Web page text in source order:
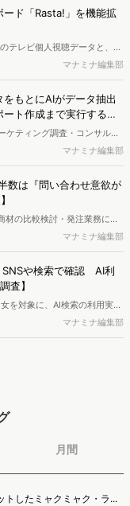
が可能となり、リテールプロ
化と高精度化を実現できると
ド「Rasta!」を機能拡
テレビ個人視聴データと、独
合わせて、テレビ広告のデー
ュボード「Rasta!
：ラスタ）」の機能
とを発表しました。
マナミナ編集部
もとにAIがデータ抽出
ト作成まで実行する
開始
ケティング調査・コンサルテ
リューズは、国内最大規模
したマーケティングリサーチ
新機能として、AIが市場分
律的にサポートする
いたしました。
マナミナ編集部
数は『問い合わせ意欲が
の比較検討・発注業務に携
ぽさに関する意識調査を実施
マナミナ編集部
SNSや検索で確認 AI利
査】
を対象に、AI検索の利用実態
るかを調査し、結果を公開し
マナミナ編集部
月間
トしたミャクミャク・ラ...